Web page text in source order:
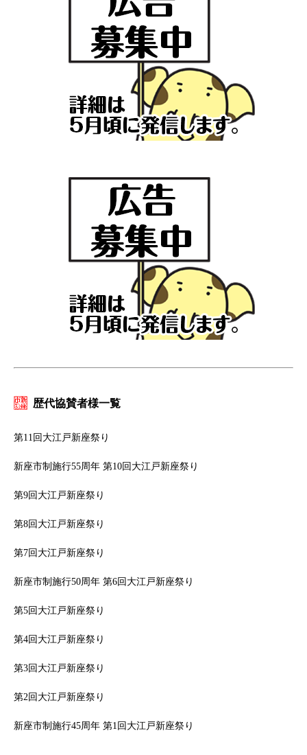
歴代協賛者様一覧
第11回大江戸新座祭り
新座市制施行55周年 第10回大江戸新座祭り
第9回大江戸新座祭り
第8回大江戸新座祭り
第7回大江戸新座祭り
新座市制施行50周年 第6回大江戸新座祭り
第5回大江戸新座祭り
第4回大江戸新座祭り
第3回大江戸新座祭り
第2回大江戸新座祭り
新座市制施行45周年 第1回大江戸新座祭り